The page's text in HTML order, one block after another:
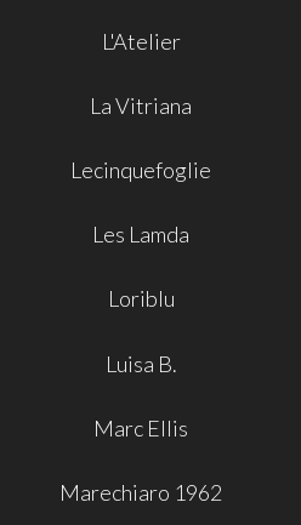
L'Atelier
La Vitriana
Lecinquefoglie
Les Lamda
Loriblu
Luisa B.
Marc Ellis
Marechiaro 1962